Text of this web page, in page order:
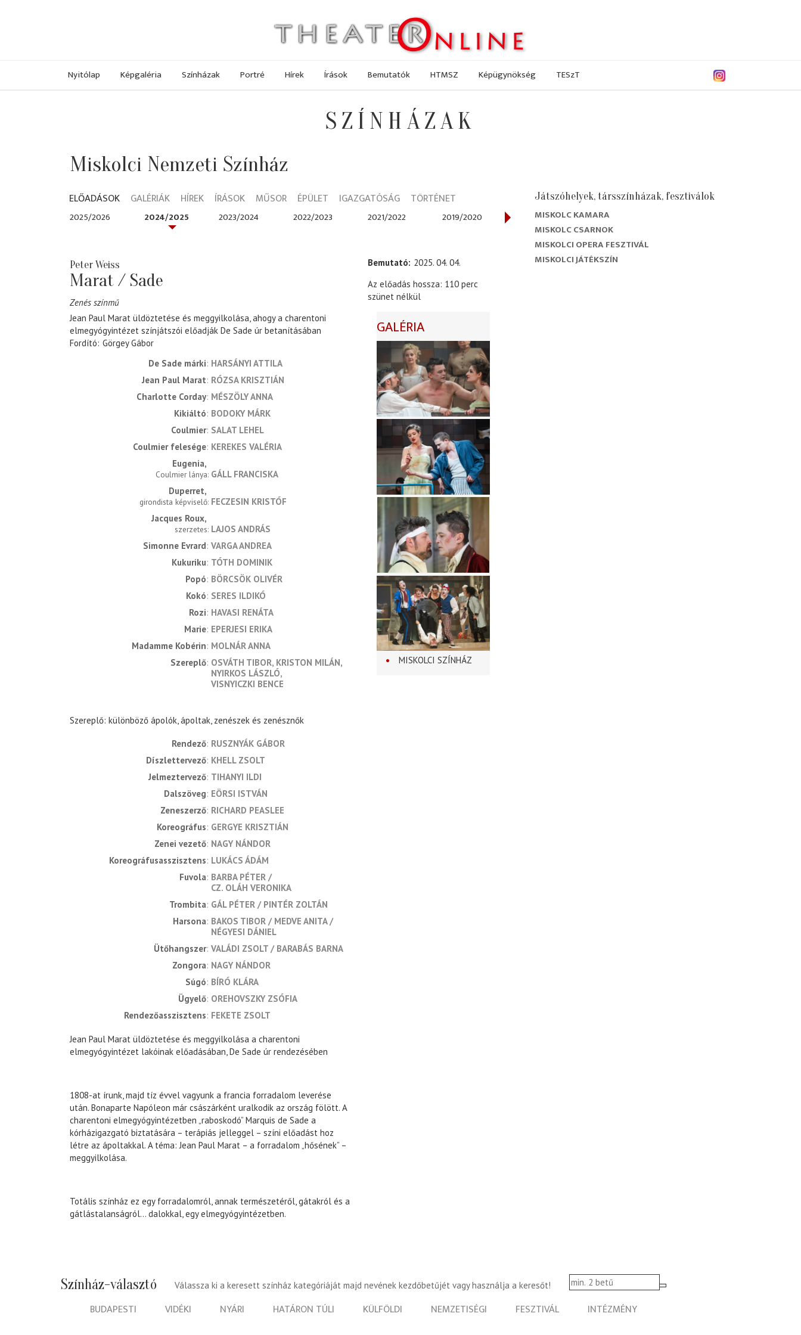
Nyitólap Képgaléria Színházak Portré Hírek Írások Bemutatók HTMSZ Képügynökség TESzT
SZÍNHÁZAK
Miskolci Nemzeti Színház
ELŐADÁSOK GALÉRIÁK HÍREK ÍRÁSOK MŰSOR ÉPÜLET IGAZGATÓSÁG TÖRTÉNET
2025/2026 2024/2025 2023/2024 2022/2023 2021/2022 2019/2020 2018/2019 2017/2018
Peter Weiss
Marat / Sade
Zenés színmű
Jean Paul Marat üldöztetése és meggyilkolása, ahogy a charentoni
elmegyógyintézet színjátszói előadják De Sade úr betanításában
Fordító Görgey Gábor
De Sade márki HARSÁNYI ATTILA
Jean Paul Marat RÓZSA KRISZTIÁN
Charlotte Corday MÉSZÖLY ANNA
Kikiáltó BODOKY MÁRK
Coulmier SALAT LEHEL
Coulmier felesége KEREKES VALÉRIA
Eugenia
Coulmier lánya GÁLL FRANCISKA
Duperret
girondista képviselő FECZESIN KRISTÓF
Jacques Roux
szerzetes LAJOS ANDRÁS
Simonne Evrard VARGA ANDREA
Kukuriku TÓTH DOMINIK
Popó BÖRCSÖK OLIVÉR
Kokó SERES ILDIKÓ
Rozi HAVASI RENÁTA
Marie EPERJESI ERIKA
Madamme Kobérin MOLNÁR ANNA
Szereplő OSVÁTH TIBOR KRISTON MILÁN
NYIRKOS LÁSZLÓ
VISNYICZKI BENCE
Szereplő: különböző ápolók, ápoltak, zenészek és zenésznők
rendező RUSZNYÁK GÁBOR
díszlettervező KHELL ZSOLT
jelmeztervező TIHANYI ILDI
dalszöveg EÖRSI ISTVÁN
zeneszerző RICHARD PEASLEE
koreográfus GERGYE KRISZTIÁN
zenei vezető NAGY NÁNDOR
koreográfusasszisztens LUKÁCS ÁDÁM
fuvola BARBA PÉTER
CZ. OLÁH VERONIKA
trombita GÁL PÉTER
PINTÉR ZOLTÁN
harsona BAKOS TIBOR
MEDVE ANITA
NÉGYESI DÁNIEL
ütőhangszer VALÁDI ZSOLT
BARABÁS BARNA
zongora NAGY NÁNDOR
súgó BÍRÓ KLÁRA
ügyelő OREHOVSZKY ZSÓFIA
rendezőasszisztens FEKETE ZSOLT
Jean Paul Marat üldöztetése és meggyilkolása a charentoni
elmegyógyintézet lakóinak előadásában, De Sade úr rendezésében
1808-at írunk, majd tíz évvel vagyunk a francia forradalom leverése
után. Bonaparte Napóleon már császárként uralkodik az ország fölött. A
charentoni elmegyógyintézetben „raboskodó” Marquis de Sade a
kórházigazgató biztatására – terápiás jelleggel – színi előadást hoz
létre az ápoltakkal. A téma: Jean Paul Marat – a forradalom „hősének” –
meggyilkolása.
Totális színház ez egy forradalomról, annak természetéről, gátakról és a
gátlástalanságról... dalokkal, egy elmegyógyintézetben.
Bemutató 2025. 04. 04.
Az előadás hossza: 110 perc
szünet nélkül
GALÉRIA
MISKOLCI SZÍNHÁZ
Játszóhelyek, társszínházak, fesztiválok
MISKOLC KAMARA
MISKOLC CSARNOK
MISKOLCI OPERA FESZTIVÁL
MISKOLCI JÁTÉKSZÍN
Színház-választó Válassza ki a keresett színház kategóriáját majd nevének kezdőbetűjét vagy használja a keresőt!
BUDAPESTI VIDÉKI NYÁRI HATÁRON TÚLI KÜLFÖLDI NEMZETISÉGI FESZTIVÁL INTÉZMÉNY